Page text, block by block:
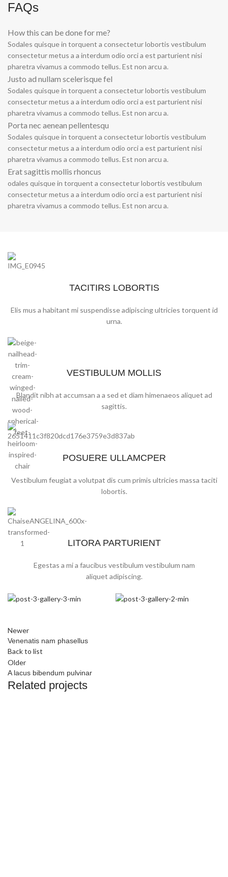
FAQs
How this can be done for me?
Sodales quisque in torquent a consectetur lobortis vestibulum
consectetur metus a a interdum odio orci a est parturient nisi
pharetra vivamus a commodo tellus. Est non arcu a.
Justo ad nullam scelerisque fel
Sodales quisque in torquent a consectetur lobortis vestibulum
consectetur metus a a interdum odio orci a est parturient nisi
pharetra vivamus a commodo tellus. Est non arcu a.
Porta nec aenean pellentesqu
Sodales quisque in torquent a consectetur lobortis vestibulum
consectetur metus a a interdum odio orci a est parturient nisi
pharetra vivamus a commodo tellus. Est non arcu a.
Erat sagittis mollis rhoncus
odales quisque in torquent a consectetur lobortis vestibulum
consectetur metus a a interdum odio orci a est parturient nisi
pharetra vivamus a commodo tellus. Est non arcu a.
TACITIRS LOBORTIS
Elis mus a habitant mi suspendisse adipiscing ultricies torquent id
urna.
VESTIBULUM MOLLIS
Blandit nibh at accumsan a a sed et diam himenaeos aliquet ad
sagittis.
POSUERE ULLAMCPER
Vestibulum feugiat a volutpat dis cum primis ultricies massa taciti
lobortis.
LITORA PARTURIENT
Egestas a mi a faucibus vestibulum vestibulum nam
aliquet adipiscing.
Newer
Venenatis nam phasellus
Back to list
Older
A lacus bibendum pulvinar
Related projects